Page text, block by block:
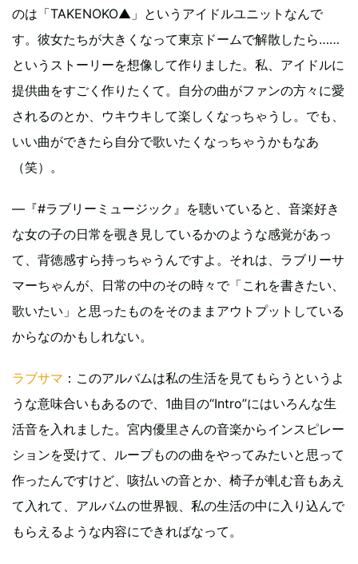
のは「TAKENOKO▲」というアイドルユニットなんで
す。彼女たちが大きくなって東京ドームで解散したら……
というストーリーを想像して作りました。私、アイドルに
提供曲をすごく作りたくて。自分の曲がファンの方々に愛
されるのとか、ウキウキして楽しくなっちゃうし。でも、
いい曲ができたら自分で歌いたくなっちゃうかもなあ
（笑）。
―『#ラブリーミュージック』を聴いていると、音楽好き
な女の子の日常を覗き見しているかのような感覚があっ
て、背徳感すら持っちゃうんですよ。それは、ラブリーサ
マーちゃんが、日常の中のその時々で「これを書きたい、
歌いたい」と思ったものをそのままアウトプットしている
からなのかもしれない。
ラブサマ ：このアルバムは私の生活を見てもらうというよ
うな意味合いもあるので、1曲目の“Intro”にはいろんな生
活音を入れました。宮内優里さんの音楽からインスピレー
ションを受けて、ループものの曲をやってみたいと思って
作ったんですけど、咳払いの音とか、椅子が軋む音もあえ
て入れて、アルバムの世界観、私の生活の中に入り込んで
もらえるような内容にできればなって。